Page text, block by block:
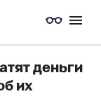
деньги
их